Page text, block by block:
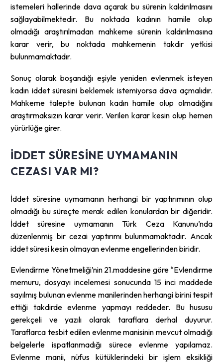
istemeleri hallerinde dava açarak bu sürenin kaldırılmasını
sağlayabilmektedir. Bu noktada kadının hamile olup
olmadığı araştırılmadan mahkeme sürenin kaldırılmasına
karar verir, bu noktada mahkemenin takdir yetkisi
bulunmamaktadır.
Sonuç olarak boşandığı eşiyle yeniden evlenmek isteyen
kadın iddet süresini beklemek istemiyorsa dava açmalıdır.
Mahkeme talepte bulunan kadın hamile olup olmadığını
araştırmaksızın karar verir. Verilen karar kesin olup hemen
yürürlüğe girer.
İDDET SÜRESINE UYMAMANIN
CEZASI VAR MI?
İddet süresine uymamanın herhangi bir yaptırımının olup
olmadığı bu süreçte merak edilen konulardan bir diğeridir.
İddet süresine uymamanın Türk Ceza Kanunu’nda
düzenlenmiş bir cezai yaptırımı bulunmamaktadır. Ancak
iddet süresi kesin olmayan evlenme engellerinden biridir.
Evlendirme Yönetmeliği’nin 21.maddesine göre “Evlendirme
memuru, dosyayı incelemesi sonucunda 15 inci maddede
sayılmış bulunan evlenme manilerinden herhangi birini tespit
ettiği takdirde evlenme yapmayı reddeder. Bu hususu
gerekçeli ve yazılı olarak taraflara derhal duyurur.
Taraflarca tesbit edilen evlenme manisinin mevcut olmadığı
belgelerle ispatlanmadığı sürece evlenme yapılamaz.
Evlenme manii, nüfus kütüklerindeki bir işlem eksikliği